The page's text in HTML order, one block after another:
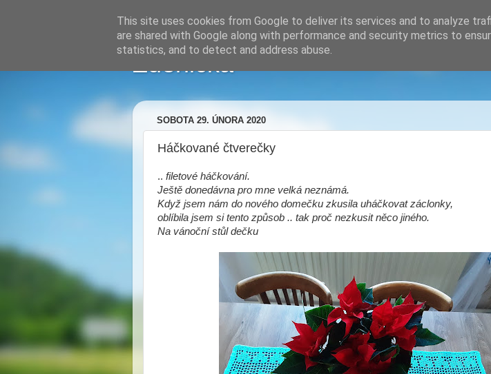
Zdenička
SOBOTA 29. ÚNORA 2020
Háčkované čtverečky
.. filetové háčkování.
Ještě donedávna pro mne velká neznámá.
Když jsem nám do nového domečku zkusila uháčkovat záclonky,
oblíbila jsem si tento způsob .. tak proč nezkusit něco jiného.
Na vánoční stůl dečku
This site uses cookies from Google to deliver its services and to analyze
are shared with Google along with performance and security metrics to
statistics, and to detect and address abuse.